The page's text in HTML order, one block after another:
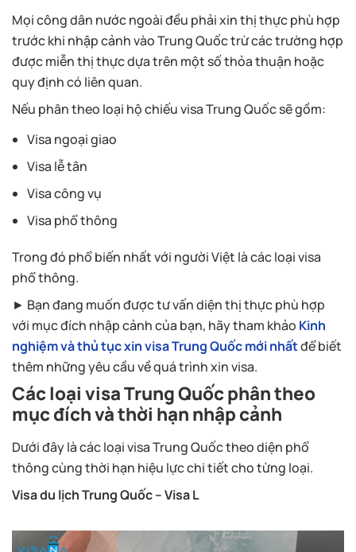
Mọi công dân nước ngoài đều phải xin thị thực phù hợp
trước khi nhập cảnh vào Trung Quốc trừ các trường hợp
được miễn thị thực dựa trên một số thỏa thuận hoặc
quy định có liên quan.
Nếu phân theo loại hộ chiếu visa Trung Quốc sẽ gồm:
Visa ngoại giao
Visa lễ tân
Visa công vụ
Visa phổ thông
Trong đó phổ biến nhất với người Việt là các loại visa
phổ thông.
► Bạn đang muốn được tư vấn diện thị thực phù hợp
với mục đích nhập cảnh của bạn, hãy tham khảo Kinh
nghiệm và thủ tục xin visa Trung Quốc mới nhấtđể biết
thêm những yêu cầu về quá trình xin visa.
Các loại visa Trung Quốc phân theo
mục đích và thời hạn nhập cảnh
Dưới đây là các loại visa Trung Quốc theo diện phổ
thông cùng thời hạn hiệu lực chi tiết cho từng loại.
Visa du lịch Trung Quốc – Visa L